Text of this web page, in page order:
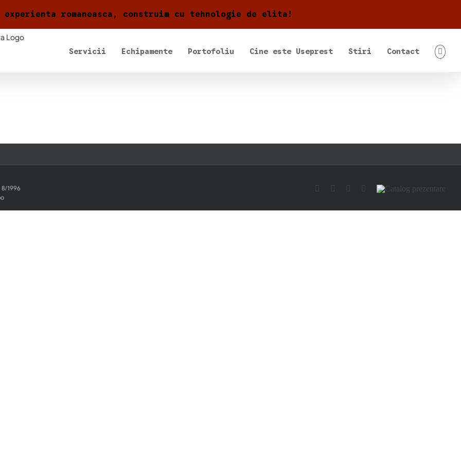
experienta romaneasca, construim cu tehnologie de elita!
Servicii Echipamente Portofoliu Cine este Useprest Stiri Contact
8/1996
FacebookPinterestYouTube
EmailCatalog